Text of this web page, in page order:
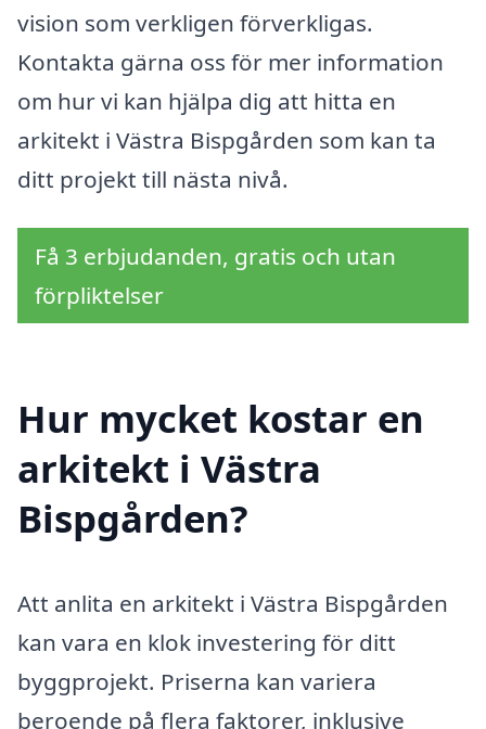
vision som verkligen förverkligas.
Kontakta gärna oss för mer information
om hur vi kan hjälpa dig att hitta en
arkitekt i Västra Bispgården som kan ta
ditt projekt till nästa nivå.
Få 3 erbjudanden, gratis och utan
förpliktelser
Hur mycket kostar en
arkitekt i Västra
Bispgården?
Att anlita en arkitekt i Västra Bispgården
kan vara en klok investering för ditt
byggprojekt. Priserna kan variera
beroende på flera faktorer, inklusive